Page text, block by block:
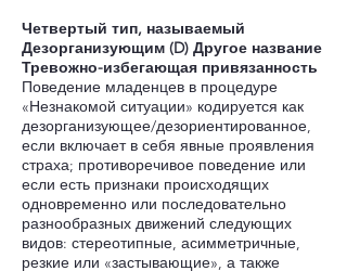
Четвертый тип, называемый
Дезорганизующим (D) Другое название
Тревожно-избегающая привязанность
Поведение младенцев в процедуре
«Незнакомой ситуации» кодируется как
дезорганизующее/дезориентированное,
если включает в себя явные проявления
страха; противоречивое поведение или
если есть признаки происходящих
одновременно или последовательно
разнообразных движений следующих
видов: стереотипные, асимметричные,
резкие или «застывающие», а также